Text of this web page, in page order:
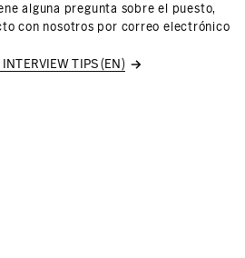
alguna pregunta sobre el puesto,
con nosotros por correo electrónico
TIPS (EN)